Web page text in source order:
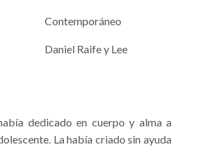
Contemporáneo
Daniel Raife y Lee
dedicado en cuerpo y alma a
La había criado sin ayuda